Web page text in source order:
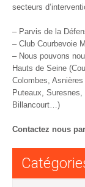
secteurs
– Parvis de la
– Club Courbevoie
– Nous pouvons
Hauts de Seine
Colombes,
Puteaux,
Billancourt…)
Contactez nous